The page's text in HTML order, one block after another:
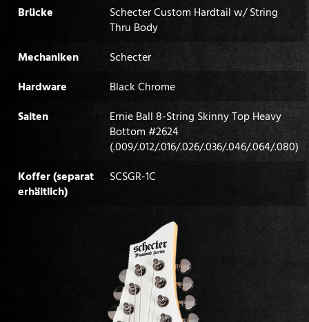
Brücke
Schecter Custom Hardtail w/ String
Thru Body
Mechaniken
Schecter
Hardware
Black Chrome
Saiten
Ernie Ball 8-String Skinny Top Heavy
Bottom #2624
(.009/.012/.016/.026/.036/.046/.064/.080)
Koffer (separat
erhältlich)
SCSGR-1C